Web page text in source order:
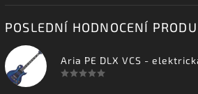
POSLEDNÍ HODNOCENÍ